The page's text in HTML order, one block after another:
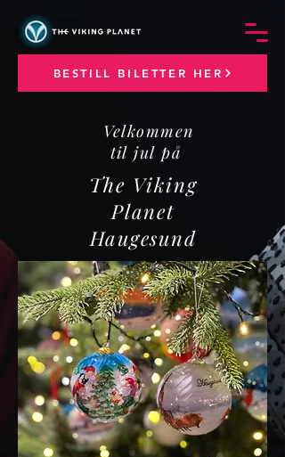
BESTILL BILETTER HER
Velkommen
til jul på
The Viking
Planet
Haugesund